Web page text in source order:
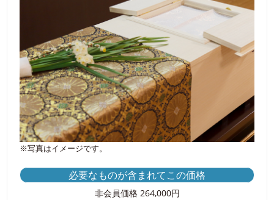
※写真はイメージです。
必要なものが含まれてこの価格
非会員価格 264,000円